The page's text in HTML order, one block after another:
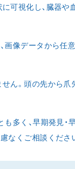
視化し、臓器や
画像データから任
ん。頭の先から爪
多く、早期発見
なくご相談くださ